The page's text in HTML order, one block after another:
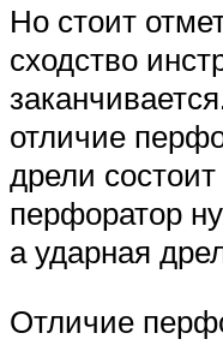
Но стоит
сходство
отличие
дрели
перфоратор
а ударная
Отличие